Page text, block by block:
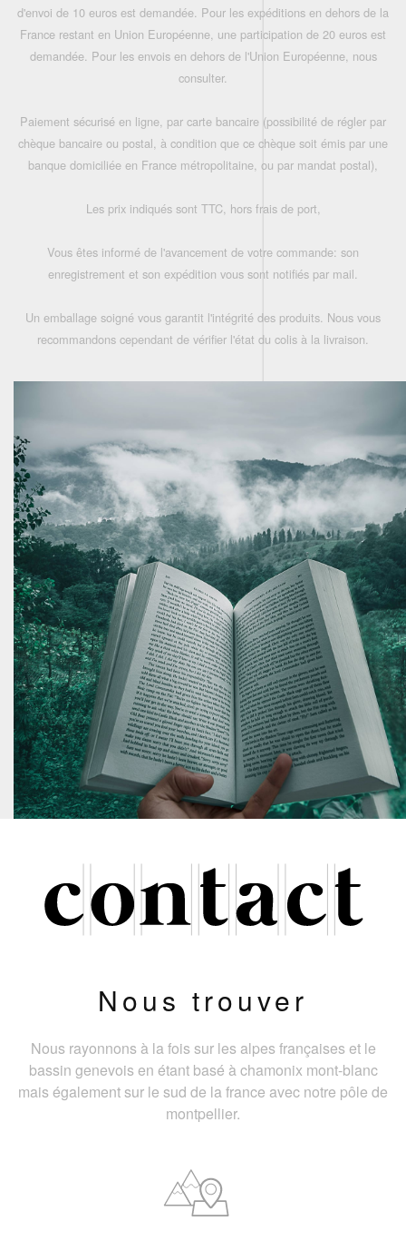
d'envoi de 10 euros est demandée. Pour les expéditions en dehors de la
France restant en Union Européenne, une participation de 20 euros est
demandée. Pour les envois en dehors de l'Union Européenne, nous
consulter.
Paiement sécurisé en ligne, par carte bancaire (possibilité de régler par
chèque bancaire ou postal, à condition que ce chèque soit émis par une
banque domiciliée en France métropolitaine, ou par mandat postal),
Les prix indiqués sont TTC, hors frais de port,
Vous êtes informé de l'avancement de votre commande: son
enregistrement et son expédition vous sont notifiés par mail.
Un emballage soigné vous garantit l'intégrité des produits. Nous vous
recommandons cependant de vérifier l'état du colis à la livraison.
Nous trouver
Nous rayonnons à la fois sur les alpes françaises et le
bassin genevois en étant basé à chamonix mont-blanc
mais également sur le sud de la france avec notre pôle de
montpellier.